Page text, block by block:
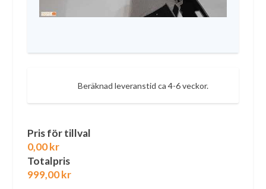
Beräknad leveranstid ca 4-6 veckor.
Pris för tillval
0,00 kr
Totalpris
999,00kr